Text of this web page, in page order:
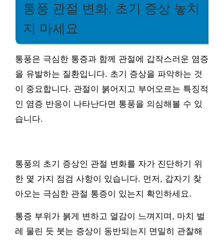
통풍 관절 변화, 초기 증상 놓치
지 마세요
통풍은 극심한 통증과 함께 관절에 갑작스러운 염증
을 유발하는 질환입니다. 초기 증상을 파악하는 것
이 중요합니다. 관절이 붉어지고 부어오르는 특징적
인 염증 반응이 나타난다면 통풍을 의심해볼 수 있
습니다.
통풍의 초기 증상인 관절 변화를 자가 진단하기 위
한 몇 가지 점검 사항이 있습니다. 먼저, 갑자기 찾
아오는 극심한 관절 통증이 있는지 확인하세요.
통증 부위가 붉게 변하고 열감이 느껴지며, 마치 벌
레 물린 듯 붓는 증상이 동반되는지 면밀히 관찰해